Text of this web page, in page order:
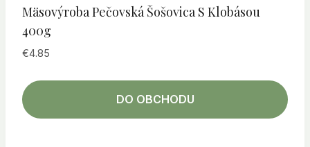
Mäsovýroba Pečovská Šošovica S Klobásou
400g
€4.85
DO OBCHODU